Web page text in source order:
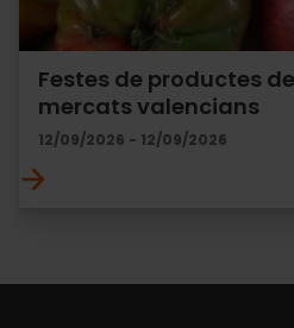
Festes de productes
mercats valencians
12/09/2026 - 12/09/2026